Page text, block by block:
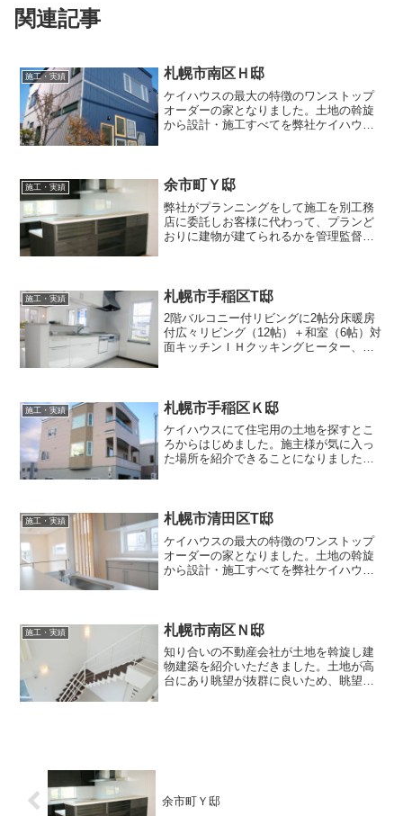
関連記事
施工・実績 札幌市南区Ｈ邸
ケイハウスの最大の特徴のワンストップ
オーダーの家となりました。土地の斡旋
から設計・施工すべてを弊社ケイハウス
バリアフリーにし、建具に関...
施工・実績 余市町Ｙ邸
弊社がプランニングをして施工を別工務
店に委託しお客様に代わって、プランど
おりに建物が建てられるかを管理監督す
欲しいとお客様の希望だっ...
施工・実績 札幌市手稲区T邸
2階バルコニー付リビングに2帖分床暖房
付広々リビング（12帖）＋和室（6帖）対
面キッチンＩＨクッキングヒーター、食
施工・実績 札幌市手稲区Ｋ邸
ケイハウスにて住宅用の土地を探すとこ
ろからはじめました。施主様が気に入っ
た場所を紹介できることになりました。
新しい造成地だったために周...
施工・実績 札幌市清田区T邸
ケイハウスの最大の特徴のワンストップ
オーダーの家となりました。土地の斡旋
から設計・施工すべてを弊社ケイハウス
いるので、採光をとるため...
施工・実績 札幌市南区Ｎ邸
知り合いの不動産会社が土地を斡旋し建
物建築を紹介いただきました。土地が高
台にあり眺望が抜群に良いため、眺望を
余市町Ｙ邸